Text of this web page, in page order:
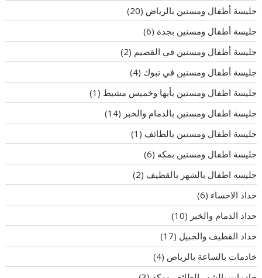
جليسة أطفال ومسنين بالرياض (20)
جليسة أطفال ومسنين بجدة (6)
جليسة أطفال ومسنين في القصيم (2)
جليسة أطفال ومسنين في تبوك (4)
جليسة اطفال ومسنين بأبها وخميس مشيط (1)
جليسة اطفال ومسنين بالدمام والخبر (14)
جليسة اطفال ومسنين بالطائف (1)
جليسة اطفال ومسنين بمكه (6)
جليسه اطفال بالشهر بالقطيف (2)
حداد الاحساء (6)
حداد الدمام والخبر (10)
حداد القطيف والجبيل (17)
خادمات بالساعة بالرياض (4)